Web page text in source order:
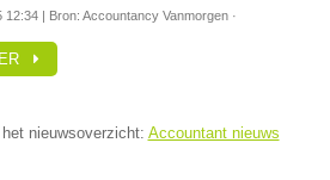
12:34| Bron: Accountancy Vanmorgen ·
nieuwsoverzicht: Accountant nieuws